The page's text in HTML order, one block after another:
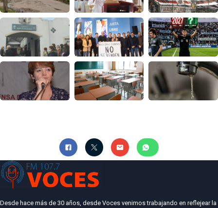
Desde hace más de 30 años, desde Voces venimos trabajando en reflejear la